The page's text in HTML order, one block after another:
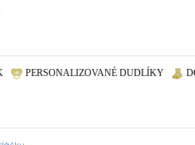
PERSONALIZOVANÉ DUDLÍKY